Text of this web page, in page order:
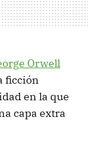
Orwell
ficción
en la que
capa extra